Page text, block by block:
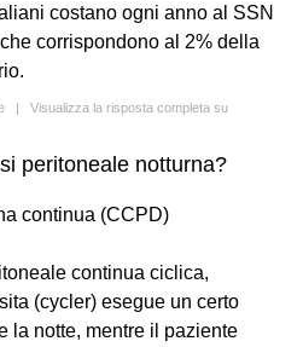
costano ogni anno al SSN
corrispondono al 2% della
| Visualizza la risposta completa su
peritoneale notturna?
continua (CCPD)
continua ciclica,
(cycler) esegue un certo
la notte, mentre il paziente